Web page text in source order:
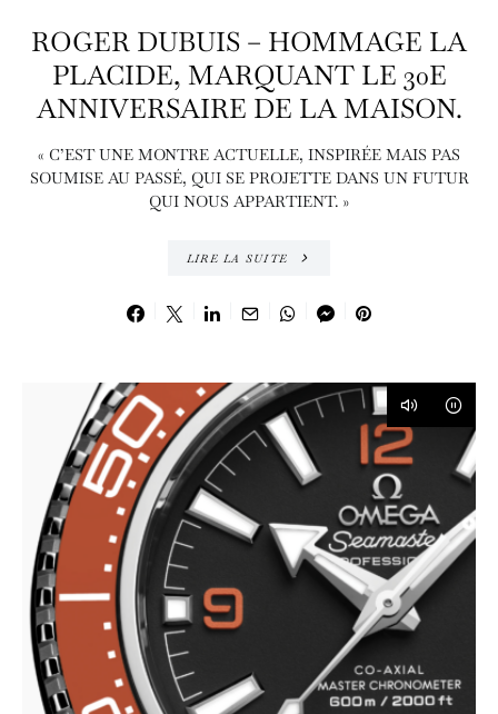
ROGER DUBUIS – HOMMAGE LA
PLACIDE, MARQUANT LE 30E
ANNIVERSAIRE DE LA MAISON.
« C’EST UNE MONTRE ACTUELLE, INSPIRÉE MAIS PAS
SOUMISE AU PASSÉ, QUI SE PROJETTE DANS UN FUTUR
QUI NOUS APPARTIENT. »
LIRE LA SUITE